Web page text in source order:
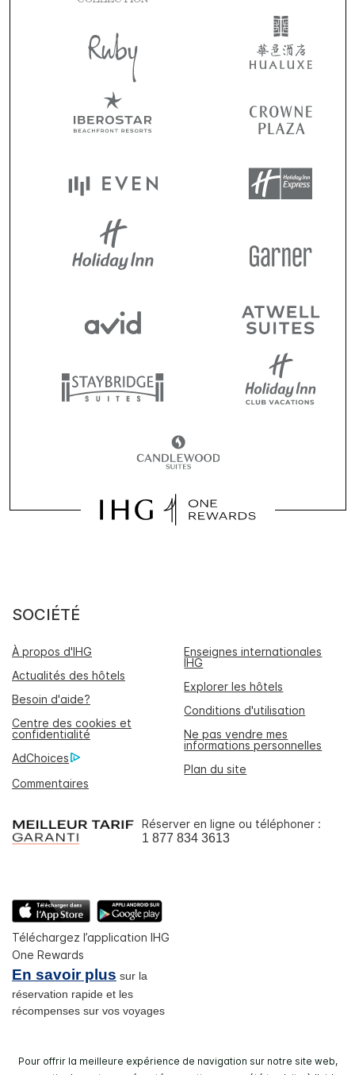
SOCIÉTÉ
À propos d'IHG
Enseignes internationales
IHG
Actualités des hôtels
Explorer les hôtels
Besoin d'aide?
Conditions d'utilisation
Centre des cookies et
confidentialité
Ne pas vendre mes
informations personnelles
AdChoices
Plan du site
Commentaires
Réserver en ligne ou téléphoner :
1 877 834 3613
Téléchargez l’application IHG
One Rewards
En savoir plus sur la
réservation rapide et les
récompenses sur vos voyages
Pour offrir la meilleure expérience de navigation sur notre site web,